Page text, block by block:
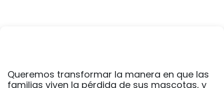
Queremos transformar la manera en que las
familias viven la pérdida de sus mascotas, y